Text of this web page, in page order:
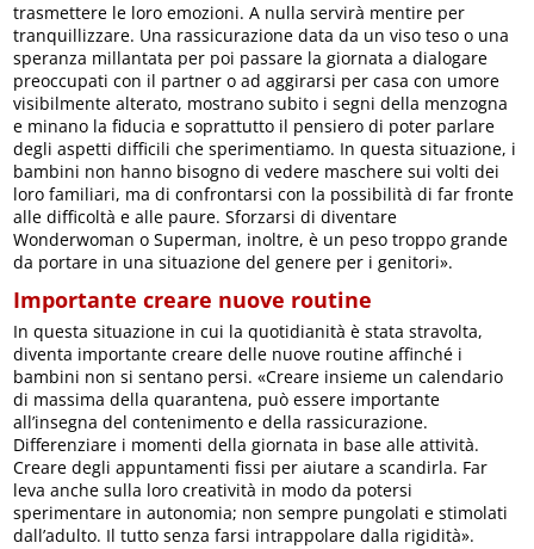
trasmettere le loro emozioni. A nulla servirà mentire per
tranquillizzare. Una rassicurazione data da un viso teso o una
speranza millantata per poi passare la giornata a dialogare
preoccupati con il partner o ad aggirarsi per casa con umore
visibilmente alterato, mostrano subito i segni della menzogna
e minano la fiducia e soprattutto il pensiero di poter parlare
degli aspetti difficili che sperimentiamo. In questa situazione, i
bambini non hanno bisogno di vedere maschere sui volti dei
loro familiari, ma di confrontarsi con la possibilità di far fronte
alle difficoltà e alle paure. Sforzarsi di diventare
Wonderwoman o Superman, inoltre, è un peso troppo grande
da portare in una situazione del genere per i genitori».
Importante creare nuove routine
In questa situazione in cui la quotidianità è stata stravolta,
diventa importante creare delle nuove routine affinché i
bambini non si sentano persi. «Creare insieme un calendario
di massima della quarantena, può essere importante
all’insegna del contenimento e della rassicurazione.
Differenziare i momenti della giornata in base alle attività.
Creare degli appuntamenti fissi per aiutare a scandirla. Far
leva anche sulla loro creatività in modo da potersi
sperimentare in autonomia; non sempre pungolati e stimolati
dall’adulto. Il tutto senza farsi intrappolare dalla rigidità».